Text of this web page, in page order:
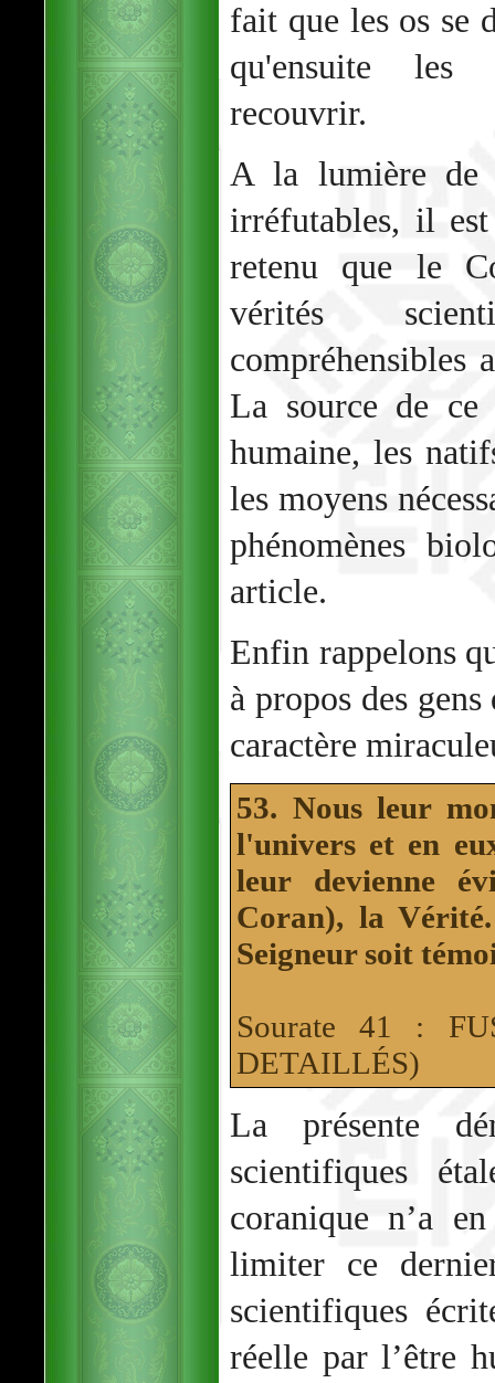
fait que les os se
qu'ensuite les
recouvrir.
A la lumière de
irréfutables, il
retenu que le
vérités
compréhensibles
La source de
humaine, les
les moyens
phénomènes
article.
Enfin rappelons
à propos des
caractère
53. Nous leur
l'univers et en
leur devienne
Coran), la
Seigneur soit
Sourate 41 :
DETAILLÉS)
La présente
scientifiques
coranique n’a
limiter ce
scientifiques
réelle par l’être